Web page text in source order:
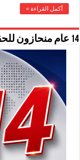
أكمل القراءة »
14 عام منحازون للحقيقة …